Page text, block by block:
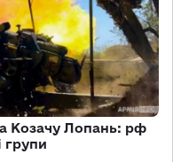
Козачу Лопань: рф
групи